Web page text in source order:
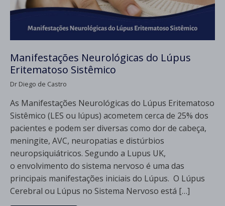
Manifestações Neurológicas do Lúpus
Eritematoso Sistêmico
Dr Diego de Castro
As Manifestações Neurológicas do Lúpus Eritematoso
Sistêmico (LES ou lúpus) acometem cerca de 25% dos
pacientes e podem ser diversas como dor de cabeça,
meningite, AVC, neuropatias e distúrbios
neuropsiquiátricos. Segundo a Lupus UK,
o envolvimento do sistema nervoso é uma das
principais manifestações iniciais do Lúpus. O Lúpus
Cerebral ou Lúpus no Sistema Nervoso está […]